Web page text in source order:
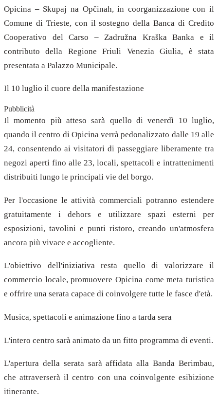
Opicina – Skupaj na Opčinah, in coorganizzazione con il
Comune di Trieste, con il sostegno della Banca di Credito
Cooperativo del Carso – Zadružna Kraška Banka e il
contributo della Regione Friuli Venezia Giulia, è stata
presentata a Palazzo Municipale.
Il 10 luglio il cuore della manifestazione
Pubblicità
Il momento più atteso sarà quello di venerdì 10 luglio,
quando il centro di Opicina verrà pedonalizzato dalle 19 alle
24, consentendo ai visitatori di passeggiare liberamente tra
negozi aperti fino alle 23, locali, spettacoli e intrattenimenti
distribuiti lungo le principali vie del borgo.
Per l'occasione le attività commerciali potranno estendere
gratuitamente i dehors e utilizzare spazi esterni per
esposizioni, tavolini e punti ristoro, creando un'atmosfera
ancora più vivace e accogliente.
L'obiettivo dell'iniziativa resta quello di valorizzare il
commercio locale, promuovere Opicina come meta turistica
e offrire una serata capace di coinvolgere tutte le fasce d'età.
Musica, spettacoli e animazione fino a tarda sera
L'intero centro sarà animato da un fitto programma di eventi.
L'apertura della serata sarà affidata alla Banda Berimbau,
che attraverserà il centro con una coinvolgente esibizione
itinerante.